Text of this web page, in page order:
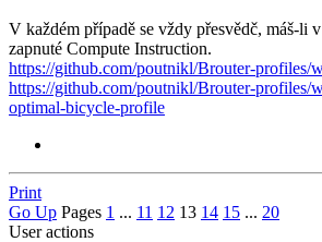
V každém případě se vždy přesvědč, máš-li
zapnuté Compute Instruction.
https://github.com/poutnikl/Brouter-profiles/
https://github.com/poutnikl/Brouter-profiles/
optimal-bicycle-profile
Print
Go Up Pages 1 ... 11 12 13 14 15 ... 20
User actions